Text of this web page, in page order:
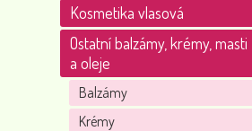
Kosmetika vlasová
Ostatní balzámy, krémy, masti
a oleje
Balzámy
Krémy